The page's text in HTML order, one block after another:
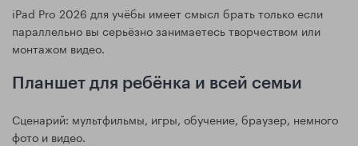
iPad Pro 2026 для учёбы имеет смысл брать только если
параллельно вы серьёзно занимаетесь творчеством или
монтажом видео.
Планшет для ребёнка и всей семьи
Сценарий: мультфильмы, игры, обучение, браузер, немного
фото и видео.